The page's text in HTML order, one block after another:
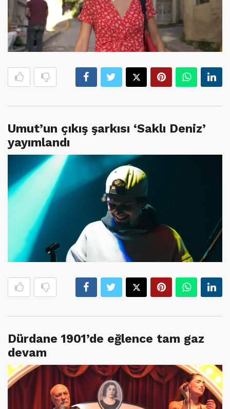
Umut’un çıkış şarkısı ‘Saklı Deniz’
yayımlandı
Dürdane 1901’de eğlence tam gaz
devam